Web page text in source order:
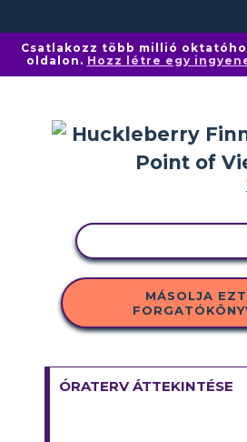
Csatlakozz több millió
oldalon. Hozz létre egy
MÁSOLJA
ÓRATERV ÁTTEKINTÉSE